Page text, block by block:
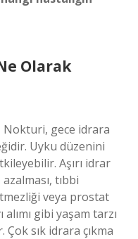
Olarak
Nokturi, gece idrara
Uyku düzenini
Aşırı idrar
tıbbi
veya prostat
gibi yaşam tarzı
sık idrara çıkma